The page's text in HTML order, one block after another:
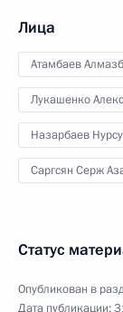
Лица
Атамбаев
Лукашенко
Назарбаев
Саргсян Серж
Статус
Опубликован в
Дата публикации: